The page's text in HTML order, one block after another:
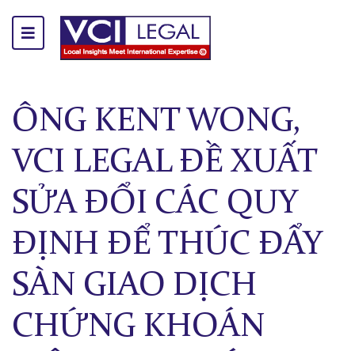
ÔNG KENT WONG,
VCI LEGAL ĐỀ XUẤT
SỬA ĐỔI CÁC QUY
ĐỊNH ĐỂ THÚC ĐẨY
SÀN GIAO DỊCH
CHỨNG KHOÁN